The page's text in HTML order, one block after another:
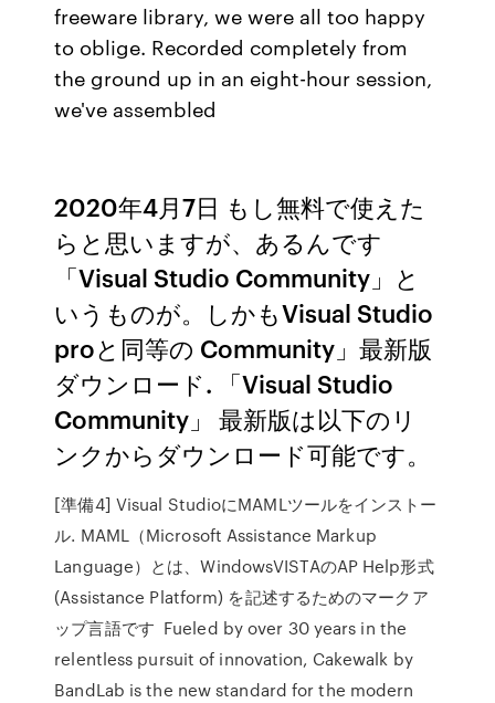
freeware library, we were all too happy
to oblige. Recorded completely from
the ground up in an eight-hour session,
we've assembled
2020年4月7日 もし無料で使えた
らと思いますが、あるんです
「Visual Studio Community」と
いうものが。しかもVisual Studio
proと同等の Community」最新版
ダウンロード. 「Visual Studio
Community」 最新版は以下のリ
ンクからダウンロード可能です。
[準備4] Visual StudioにMAMLツールをインストー
ル. MAML（Microsoft Assistance Markup
Language）とは、WindowsVISTAのAP Help形式
(Assistance Platform) を記述するためのマークア
ップ言語です Fueled by over 30 years in the
relentless pursuit of innovation, Cakewalk by
BandLab is the new standard for the modern